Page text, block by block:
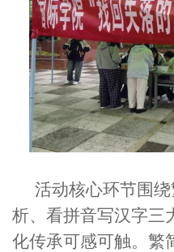
活动核心环节围
析、看拼音写汉字三
化传承可感可触。繁